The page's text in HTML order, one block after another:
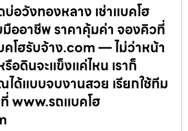
อวังทองหลาง เช่าแบคโฮ
ออาชีพ ราคาคุ้มค่า จองคิวที่
โฮรับจ้าง.com — ไม่ว่าหน้า
อดินจะแข็งแค่ไหน เราก็
ได้แบบจบงานสวย เรียกใช้ทีม
www.รถแบคโฮ